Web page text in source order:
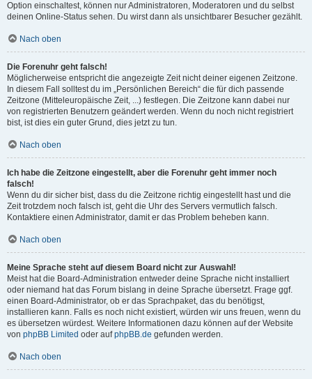
Option einschaltest, können nur Administratoren, Moderatoren und du selbst
deinen Online-Status sehen. Du wirst dann als unsichtbarer Besucher gezählt.
Nach oben
Die Forenuhr geht falsch!
Möglicherweise entspricht die angezeigte Zeit nicht deiner eigenen Zeitzone.
In diesem Fall solltest du im „Persönlichen Bereich“ die für dich passende
Zeitzone (Mitteleuropäische Zeit, ...) festlegen. Die Zeitzone kann dabei nur
von registrierten Benutzern geändert werden. Wenn du noch nicht registriert
bist, ist dies ein guter Grund, dies jetzt zu tun.
Nach oben
Ich habe die Zeitzone eingestellt, aber die Forenuhr geht immer noch
falsch!
Wenn du dir sicher bist, dass du die Zeitzone richtig eingestellt hast und die
Zeit trotzdem noch falsch ist, geht die Uhr des Servers vermutlich falsch.
Kontaktiere einen Administrator, damit er das Problem beheben kann.
Nach oben
Meine Sprache steht auf diesem Board nicht zur Auswahl!
Meist hat die Board-Administration entweder deine Sprache nicht installiert
oder niemand hat das Forum bislang in deine Sprache übersetzt. Frage ggf.
einen Board-Administrator, ob er das Sprachpaket, das du benötigst,
installieren kann. Falls es noch nicht existiert, würden wir uns freuen, wenn du
es übersetzen würdest. Weitere Informationen dazu können auf der Website
von phpBB Limited oder aufphpBB.de gefunden werden.
Nach oben